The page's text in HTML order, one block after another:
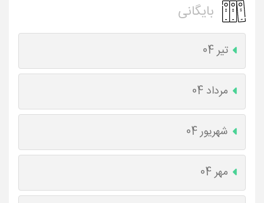
بایگانی
تیر 04
مرداد 04
شهریور 04
مهر 04